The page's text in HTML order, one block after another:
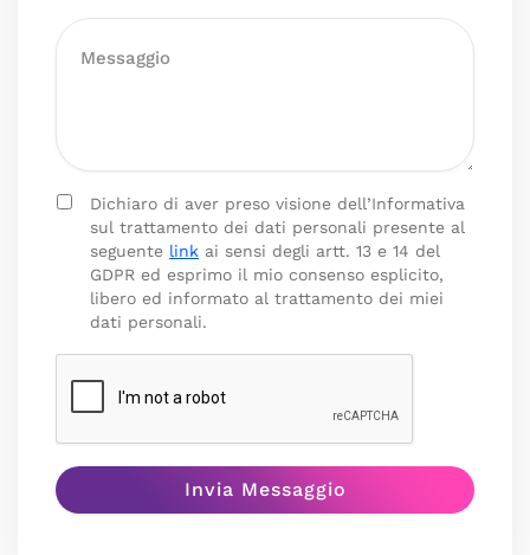
Dichiaro di aver preso visione dell’Informativa
sul trattamento dei dati personali presente al
seguente link ai sensi degli artt. 13 e 14 del
GDPR ed esprimo il mio consenso esplicito,
libero ed informato al trattamento dei miei
dati personali.